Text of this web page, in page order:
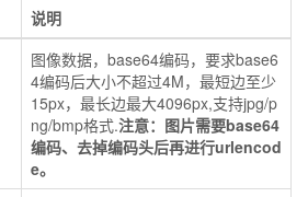
说明
图像数据，base64编码，要求base6
4编码后大小不超过4M，最短边至少
15px，最长边最大4096px,支持jpg/p
ng/bmp格式.注意：图片需要base64
编码、去掉编码头后再进行urlencod
e。